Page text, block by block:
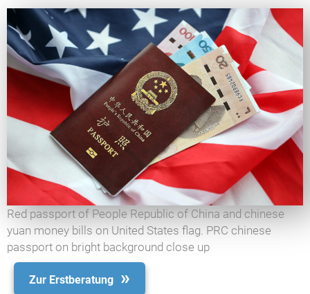
Red passport of People Republic of China and chinese
yuan money bills on United States flag. PRC chinese
passport on bright background close up
Zur Erstberatung